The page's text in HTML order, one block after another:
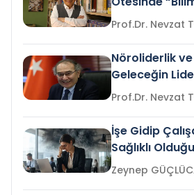
Nöroliderlik
Geleceğin
İşe Gidip
Sağlıklı
Gelir mi?Zeynep